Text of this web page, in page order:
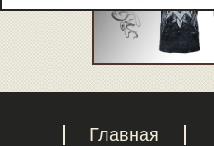
Главная